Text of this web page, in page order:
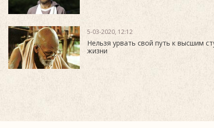
5-03-2020, 12:12
Нельзя урвать свой путь к высшим
жизни